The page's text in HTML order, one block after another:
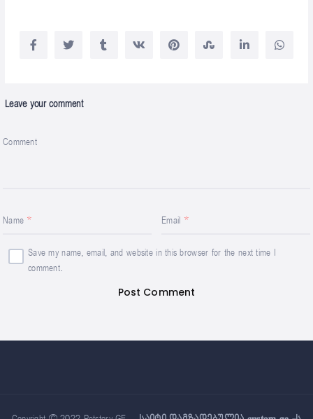
Leave your comment
Comment
Name Email
Save my name, email, and website in this browser for the next time I
comment.